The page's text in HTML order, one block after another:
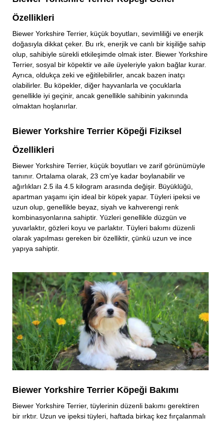
Özellikleri
Biewer Yorkshire Terrier, küçük boyutları, sevimliliği ve enerjik
doğasıyla dikkat çeker. Bu ırk, enerjik ve canlı bir kişiliğe sahip
olup, sahibiyle sürekli etkileşimde olmak ister. Biewer Yorkshire
Terrier, sosyal bir köpektir ve aile üyeleriyle yakın bağlar kurar.
Ayrıca, oldukça zeki ve eğitilebilirler, ancak bazen inatçı
olabilirler. Bu köpekler, diğer hayvanlarla ve çocuklarla
genellikle iyi geçinir, ancak genellikle sahibinin yakınında
olmaktan hoşlanırlar.
Biewer Yorkshire Terrier Köpeği Fiziksel
Özellikleri
Biewer Yorkshire Terrier, küçük boyutları ve zarif görünümüyle
tanınır. Ortalama olarak, 23 cm'ye kadar boylanabilir ve
ağırlıkları 2.5 ila 4.5 kilogram arasında değişir. Büyüklüğü,
apartman yaşamı için ideal bir köpek yapar. Tüyleri ipeksi ve
uzun olup, genellikle beyaz, siyah ve kahverengi renk
kombinasyonlarına sahiptir. Yüzleri genellikle düzgün ve
yuvarlaktır, gözleri koyu ve parlaktır. Tüyleri bakımı düzenli
olarak yapılması gereken bir özelliktir, çünkü uzun ve ince
yapıya sahiptir.
Biewer Yorkshire Terrier Köpeği Bakımı
Biewer Yorkshire Terrier, tüylerinin düzenli bakımı gerektiren
bir ırktır. Uzun ve ipeksi tüyleri, haftada birkaç kez fırçalanmalı